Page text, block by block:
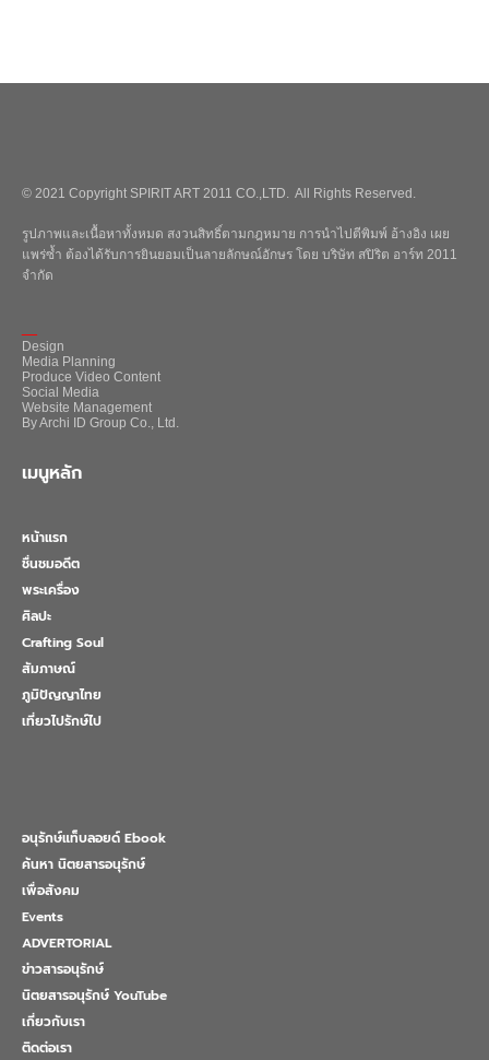
© 2021 Copyright SPIRIT ART 2011 CO.,LTD. All Rights Reserved.
รูปภาพและเนื้อหาทั้งหมด สงวนสิทธิ์ตามกฎหมาย การนำไปตีพิมพ์ อ้างอิง เผย
แพร่ซ้ำ ต้องได้รับการยินยอมเป็นลายลักษณ์อักษร โดย บริษัท สปิริต อาร์ท 2011
จำกัด
Design
Media Planning
Produce Video Content
Social Media
Website Management
By Archi ID Group Co., Ltd.
เมนูหลัก
หน้าแรก
ชื่นชมอดีต
พระเครื่อง
ศิลปะ
Crafting Soul
สัมภาษณ์
ภูมิปัญญาไทย
เที่ยวไปรักษ์ไป
อนุรักษ์แท็บลอยด์ Ebook
ค้นหา นิตยสารอนุรักษ์
เพื่อสังคม
Events
ADVERTORIAL
ข่าวสารอนุรักษ์
นิตยสารอนุรักษ์ YouTube
เกี่ยวกับเรา
ติดต่อเรา